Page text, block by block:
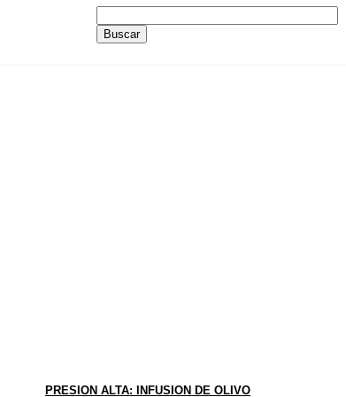
PRESION ALTA: INFUSION DE OLIVO